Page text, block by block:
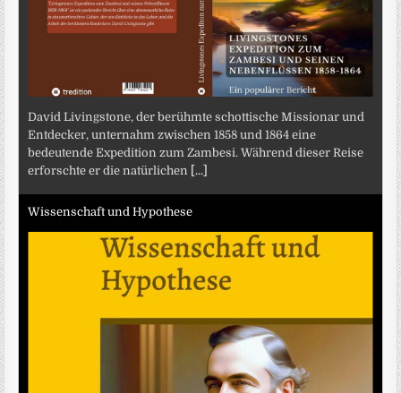
David Livingstone, der berühmte schottische Missionar und
Entdecker, unternahm zwischen 1858 und 1864 eine
bedeutende Expedition zum Zambesi. Während dieser Reise
erforschte er die natürlichen
[...]
Wissenschaft und Hypothese